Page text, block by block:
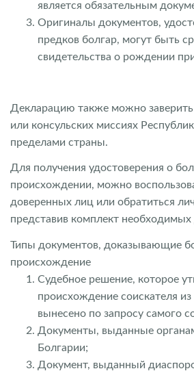
является обязательным
Оригиналы документов,
предков болгар, могут быть
свидетельства о рождении
Декларацию также можно
или консульских миссиях
пределами страны.
Для получения удостоверения о
происхождении, можно
доверенных лиц или обратиться
представив комплект необходимых
Типы документов, доказывающие
происхождение
Судебное решение, которое
происхождение соискателя
вынесено по запросу самого
Документы, выданные
Болгарии;
Документ, выданный